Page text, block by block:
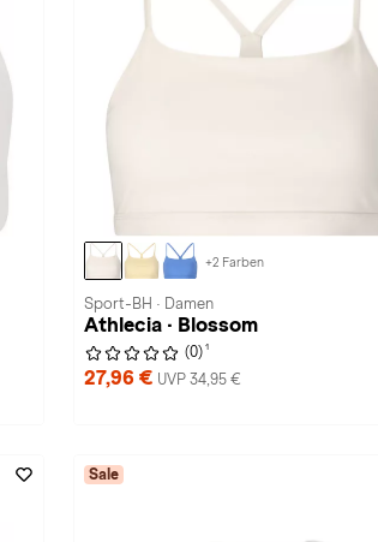
+2 Farben
Sport-BH · Damen
Athlecia · Blossom
(0) 1
27,96 € UVP 34,95 €
Sale